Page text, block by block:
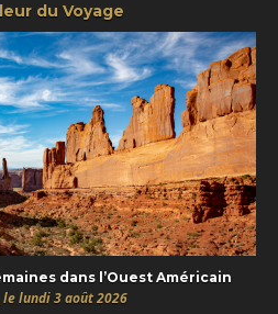
du Voyage
dans l’Ouest Américain
le lundi 3 août 2026